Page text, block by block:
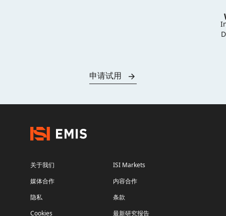
申请试用
关于我们
ISI Markets
媒体合作
内容合作
隐私
条款
Cookies
最新研究报告